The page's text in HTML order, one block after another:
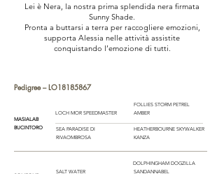
Lei è Nera, la nostra prima splendida nera firmata
Sunny Shade.
Pronta a buttarsi a terra per raccogliere emozioni,
supporta Alessia nelle attività assistite
conquistando l’emozione di tutti.
Pedigree –LO18185867
FOLLIES STORM PETREL
MASIALAB
BUCINTORO
LOCH MOR SPEEDMASTER AMBER
SEA PARADISE DI
RIVAOMBROSA
HEATHERBOURNE SKYWALKER
KANZA
DOLPHINGHAM DOGZILLA
SALT WATER SANDANNABEL